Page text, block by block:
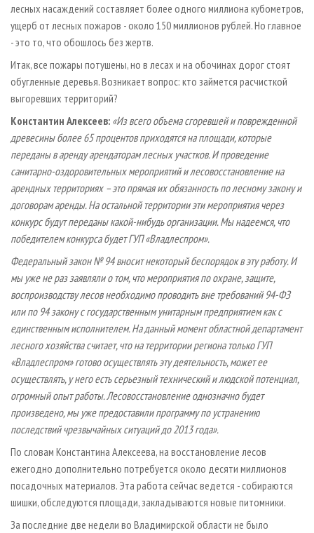
лесных насаждений составляет более одного миллиона кубометров,
ущерб от лесных пожаров - около 150 миллионов рублей. Но главное
- это то, что обошлось без жертв.
Итак, все пожары потушены, но в лесах и на обочинах дорог стоят
обугленные деревья. Возникает вопрос: кто займется расчисткой
выгоревших территорий?
Константин Алексеев: «Из всего объема сгоревшей и поврежденной
древесины более 65 процентов приходятся на площади, которые
переданы в аренду арендаторам лесных участков. И проведение
санитарно-оздоровительных мероприятий и лесовосстановление на
арендных территориях – это прямая их обязанность по лесному закону и
договорам аренды. На остальной территории эти мероприятия через
конкурс будут переданы какой-нибудь организации. Мы надеемся, что
победителем конкурса будет ГУП «Владлеспром».
Федеральный закон № 94 вносит некоторый беспорядок в эту работу. И
мы уже не раз заявляли о том, что мероприятия по охране, защите,
воспроизводству лесов необходимо проводить вне требований 94-ФЗ
или по 94 закону с государственным унитарным предприятием как с
единственным исполнителем. На данный момент областной департамент
лесного хозяйства считает, что на территории региона только ГУП
«Владлеспром» готово осуществлять эту деятельность, может ее
осуществлять, у него есть серьезный технический и людской потенциал,
огромный опыт работы. Лесовосстановление однозначно будет
произведено, мы уже предоставили программу по устранению
последствий чрезвычайных ситуаций до 2013 года».
По словам Константина Алексеева, на восстановление лесов
ежегодно дополнительно потребуется около десяти миллионов
посадочных материалов. Эта работа сейчас ведется - собираются
шишки, обследуются площади, закладываются новые питомники.
За последние две недели во Владимирской области не было